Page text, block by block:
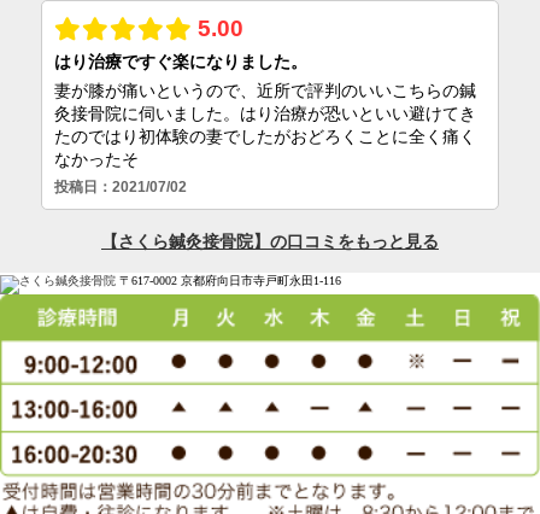
〒617-0002 京都府向日市寺戸町永田1-116